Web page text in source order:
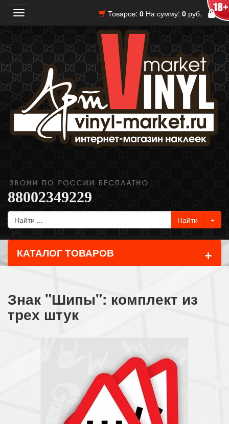
Товаров: 0 На сумму: 0 руб.
Toggle
navigation
88002349229
КАТАЛОГ ТОВАРОВ +
Знак "Шипы": комплект из
трех штук